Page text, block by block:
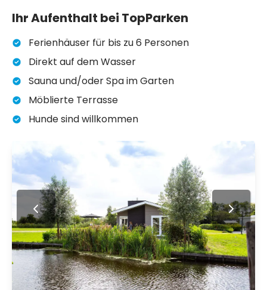
Ihr Aufenthalt bei TopParken
Ferienhäuser für bis zu 6 Personen
Direkt auf dem Wasser
Sauna und/oder Spa im Garten
Möblierte Terrasse
Hunde sind willkommen